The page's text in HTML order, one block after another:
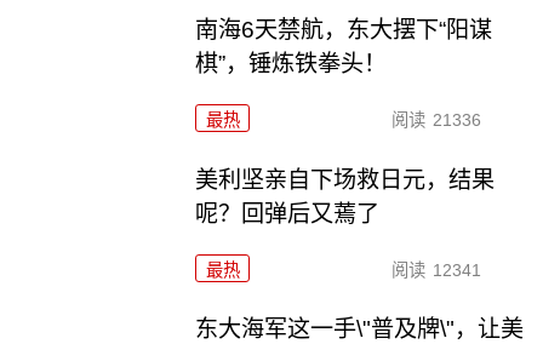
南海6天禁航，东大摆下“阳谋
棋”，锤炼铁拳头！
最热 阅读 21336
美利坚亲自下场救日元，结果
呢？回弹后又蔫了
最热 阅读 12341
东大海军这一手\"普及牌\"，让美